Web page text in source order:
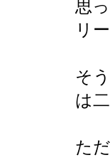
思
リ
そ
は
た